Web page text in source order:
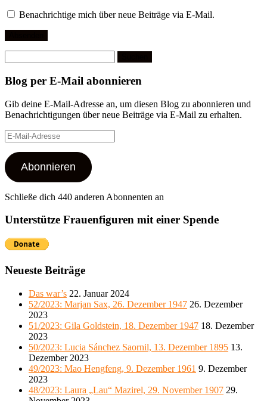
Benachrichtige mich über neue Beiträge via E-Mail.
nach:
Blog per E-Mail abonnieren
Gib deine E-Mail-Adresse an, um diesen Blog zu abonnieren und
Benachrichtigungen über neue Beiträge via E-Mail zu erhalten.
E-
Mail-
Adresse
Abonnieren
Schließe dich 440 anderen Abonnenten an
Unterstütze Frauenfiguren mit einer Spende
Neueste Beiträge
Das war’s 22. Januar 2024
52/2023: Marjan Sax, 26. Dezember 1947 26. Dezember
2023
51/2023: Gila Goldstein, 18. Dezember 1947 18. Dezember
2023
50/2023: Lucia Sánchez Saornil, 13. Dezember 1895 13.
Dezember 2023
49/2023: Mao Hengfeng, 9. Dezember 1961 9. Dezember
2023
48/2023: Laura „Lau“ Mazirel, 29. November 1907 29.